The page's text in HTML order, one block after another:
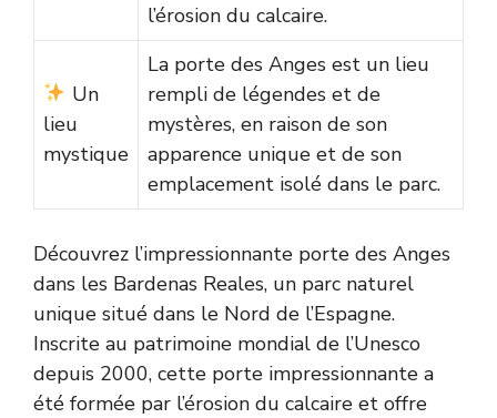
l’érosion du calcaire.
Un
lieu
mystique
La porte des Anges est un lieu
rempli de légendes et de
mystères, en raison de son
apparence unique et de son
emplacement isolé dans le parc.
Découvrez l’impressionnante porte des Anges
dans les Bardenas Reales, un parc naturel
unique situé dans le Nord de l’Espagne.
Inscrite au patrimoine mondial de l’Unesco
depuis 2000, cette porte impressionnante a
été formée par l’érosion du calcaire et offre